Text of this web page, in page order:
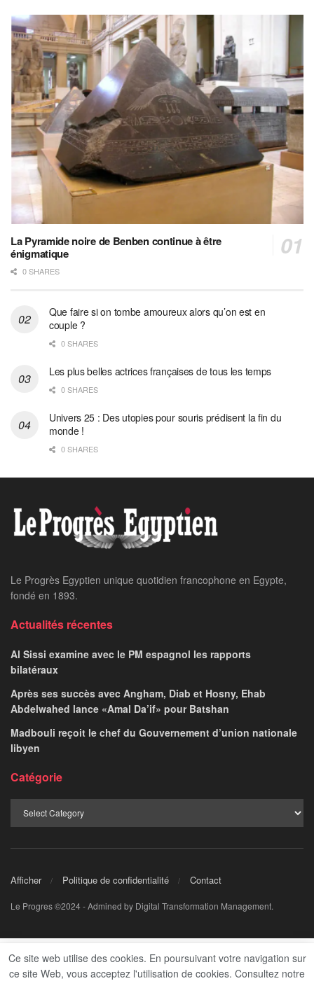
La Pyramide noire de Benben continue à être
énigmatique
0 SHARES
Que faire si on tombe amoureux alors qu’on est en
couple ?
0 SHARES
Les plus belles actrices françaises de tous les temps
0 SHARES
Univers 25 : Des utopies pour souris prédisent la fin du
monde !
0 SHARES
Le Progrès Egyptien unique quotidien francophone en Egypte,
fondé en 1893.
Actualités récentes
Al Sissi examine avec le PM espagnol les rapports
bilatéraux
Après ses succès avec Angham, Diab et Hosny, Ehab
Abdelwahed lance «Amal Da’if» pour Batshan
Madbouli reçoit le chef du Gouvernement d’union nationale
libyen
Catégorie
Afficher Politique de confidentialité Contact
Le Progres ©2024 - Admined by Digital Transformation Management.
Ce site web utilise des cookies. En poursuivant votre navigation sur
ce site Web, vous acceptez l'utilisation de cookies. Consultez notre